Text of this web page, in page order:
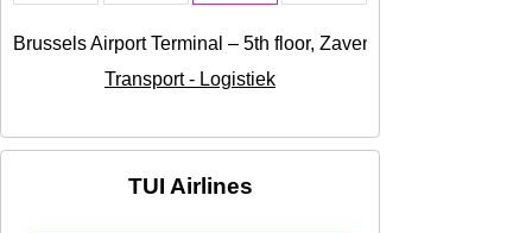
Brussels Airport Terminal – 5th floor, Zaventem
Transport - Logistiek
TUI Airlines